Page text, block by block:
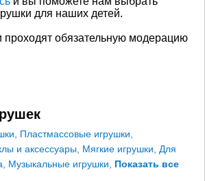
для наших детей.
проходят обязательную модерацию
Пластмассовые игрушки
и аксессуары Мягкие игрушки
Для
Музыкальные игрушки Показать все